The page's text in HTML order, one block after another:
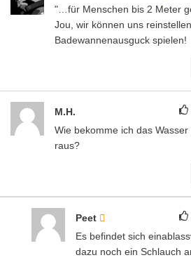
"…für Menschen bis 2 Meter
Jou, wir können uns
Badewannenausguck spielen!
M.H.
Wie bekomme ich das
raus?
Peet
Es befindet sich
dazu noch ein Schlauch